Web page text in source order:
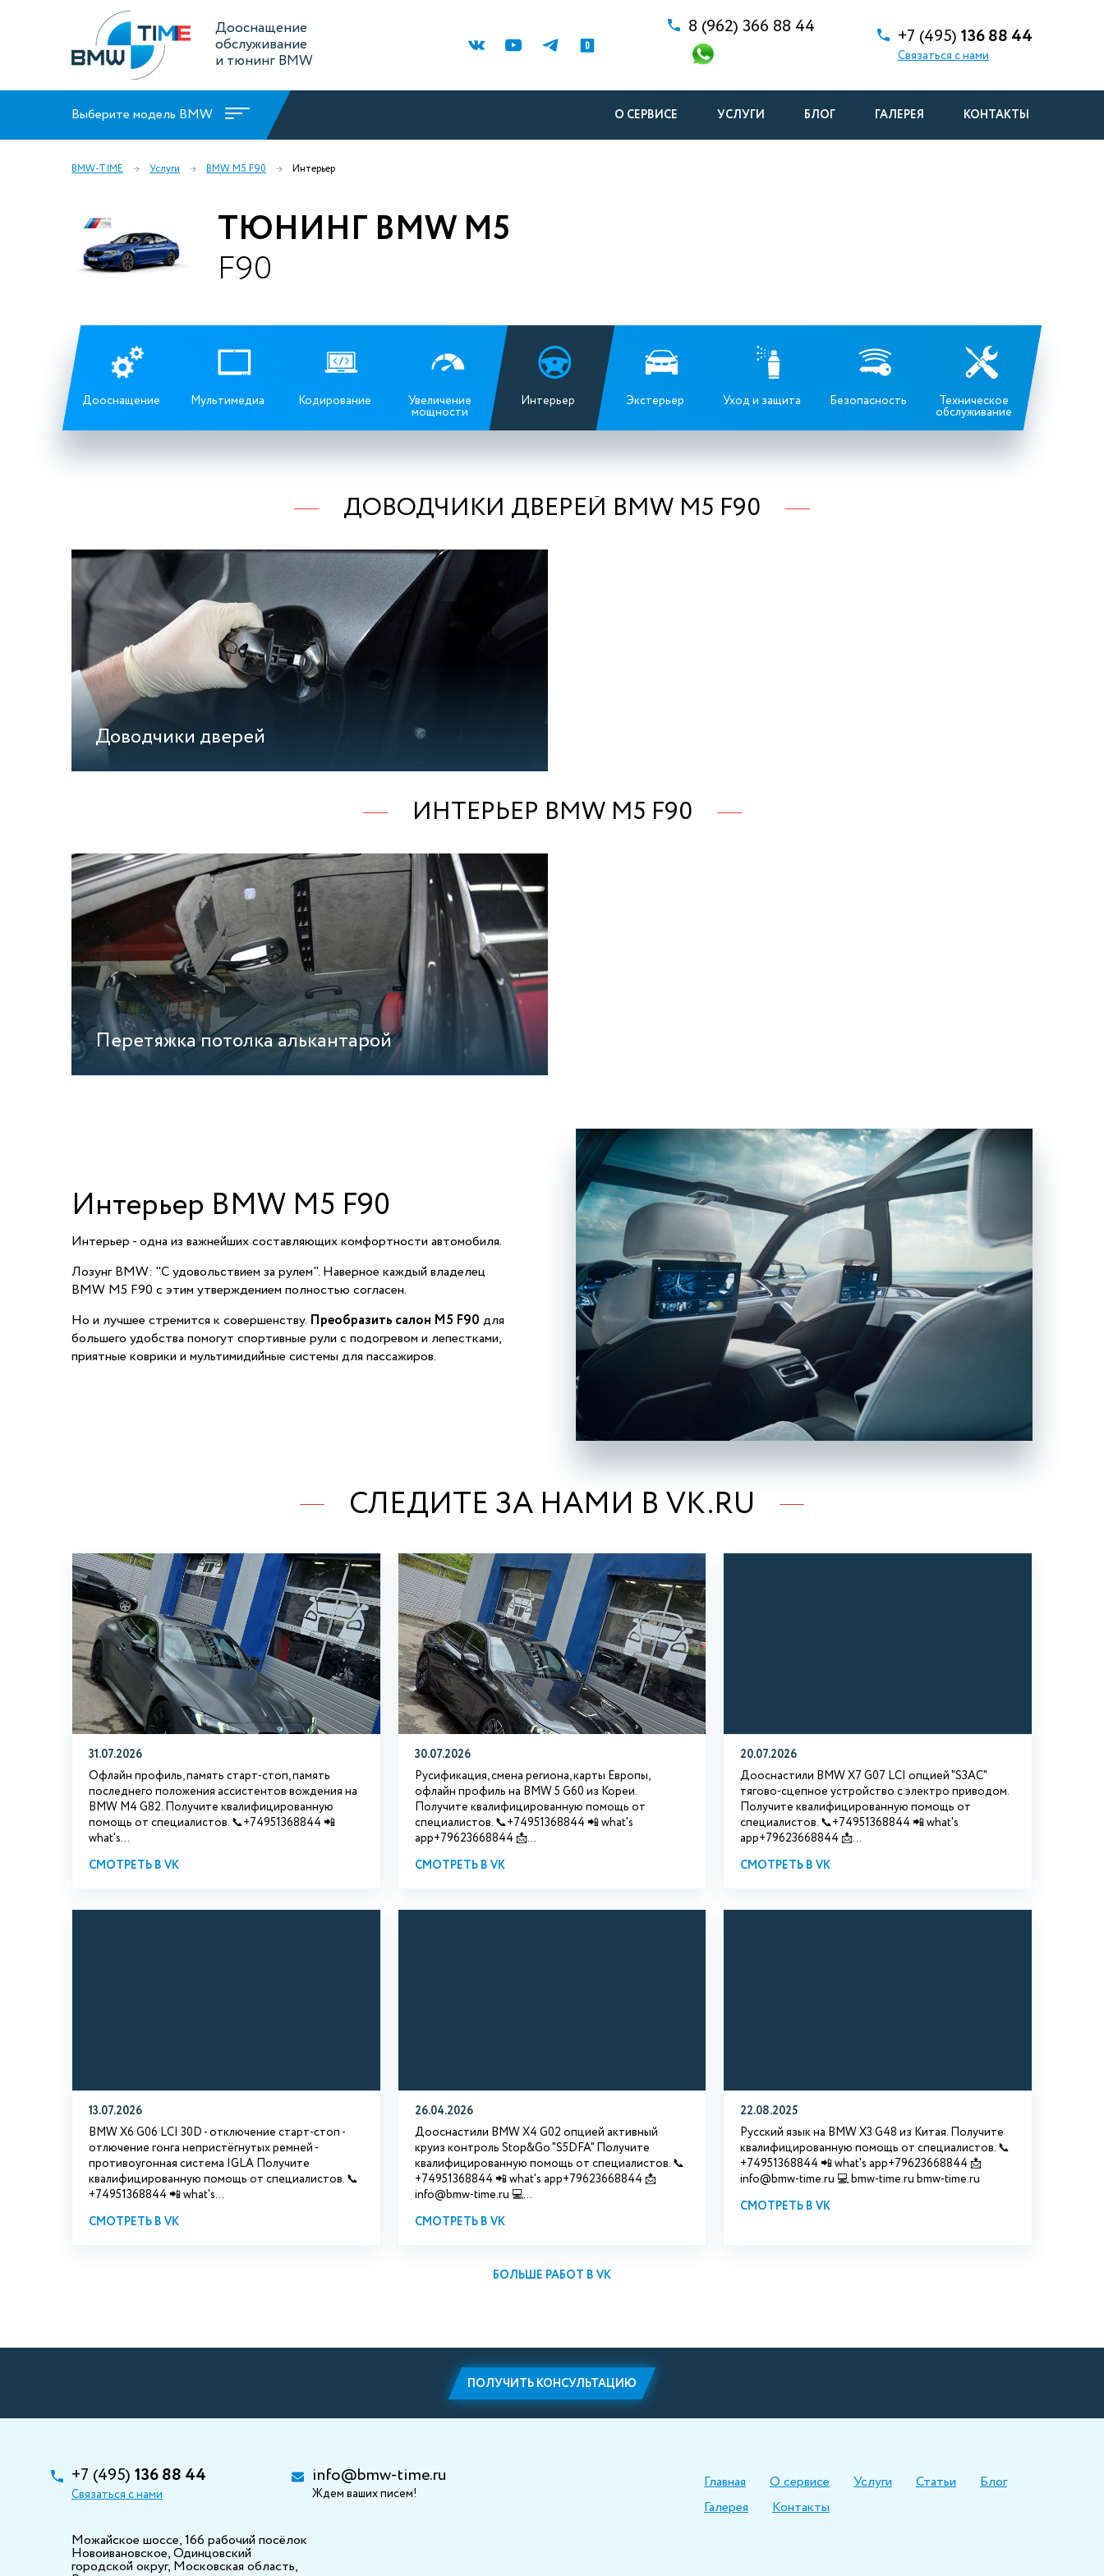
Дооснащение
обслуживание
и тюнинг BMW
8 (962) 366 88 44 +7 (495) 136 88 44
Связаться с нами
Выберите модель BMW О СЕРВИСЕ УСЛУГИ БЛОГ ГАЛЕРЕЯ КОНТАКТЫ
BMW-TIME Услуги BMW M5 F90 Интерьер
ТЮНИНГ BMW M5
F90
Дооснащение Мультимедиа Кодирование Увеличение
мощности
Интерьер Экстерьер Уход и защита Безопасность Техническое
обслуживание
ДОВОДЧИКИ ДВЕРЕЙ BMW M5 F90
Доводчики дверей
ИНТЕРЬЕР BMW M5 F90
Перетяжка потолка алькантарой
Интерьер BMW M5 F90
Интерьер - одна из важнейших составляющих комфортности автомобиля.
Лозунг BMW: "С удовольствием за рулем". Наверное каждый владелец
BMW M5 F90 с этим утверждением полностью согласен.
Но и лучшее стремится к совершенству. Преобразить салон M5 F90 для
большего удобства помогут спортивные рули с подогревом и лепестками,
приятные коврики и мультимидийные системы для пассажиров.
СЛЕДИТЕ ЗА НАМИ В VK.RU
31.07.2026
Офлайн профиль, память старт-стоп, память
последнего положения ассистентов вождения на
BMW М4 G82. Получите квалифицированную
помощь от специалистов. 📞+74951368844 📲
what's...
СМОТРЕТЬ В VK
30.07.2026
Русификация, смена региона, карты Европы,
офлайн профиль на BMW 5 G60 из Кореи.
Получите квалифицированную помощь от
специалистов. 📞+74951368844 📲 what's
app+79623668844 📩...
СМОТРЕТЬ В VK
20.07.2026
Дооснастили BMW Х7 G07 LCI опцией "S3АС"
тягово-сцепное устройство с электро приводом.
Получите квалифицированную помощь от
специалистов. 📞+74951368844 📲 what's
app+79623668844 📩...
СМОТРЕТЬ В VK
13.07.2026
BMW X6 G06 LCI 30D - отключение старт-стоп -
отлючение гонга непристёгнутых ремней -
противоугонная система IGLA Получите
квалифицированную помощь от специалистов. 📞
+74951368844 📲 what's...
СМОТРЕТЬ В VK
26.04.2026
Дооснастили BMW X4 G02 опцией активный
круиз контроль Stop&Go "S5DFA" Получите
квалифицированную помощь от специалистов. 📞
+74951368844 📲 what's app+79623668844 📩
info@bmw-time.ru 💻...
СМОТРЕТЬ В VK
22.08.2025
Русский язык на BMW X3 G48 из Китая. Получите
квалифицированную помощь от специалистов. 📞
+74951368844 📲 what's app+79623668844 📩
info@bmw-time.ru 💻 bmw-time.ru bmw-time.ru
СМОТРЕТЬ В VK
БОЛЬШЕ РАБОТ В VK
ПОЛУЧИТЬ КОНСУЛЬТАЦИЮ
+7 (495) 136 88 44
Связаться с нами
info@bmw-time.ru
Ждем ваших писем!
Можайское шоссе, 166 рабочий посёлок
Новоивановское, Одинцовский
городской округ, Московская область,
Главная О сервисе Услуги Статьи
Блог
Галерея
Контакты